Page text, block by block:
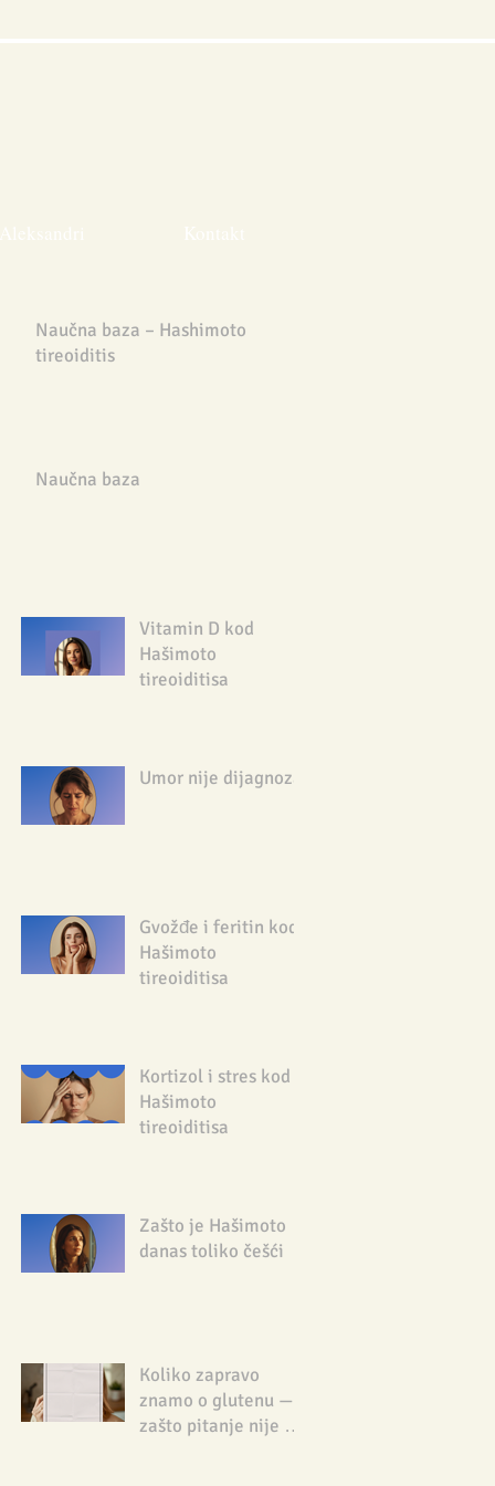
Naučna baza – Hashimoto
tireoiditis
Naučna baza
Vitamin D kod
Hašimoto
tireoiditisa
Umor nije dijagnoza
Gvožđe i feritin kod
Hašimoto
tireoiditisa
Kortizol i stres kod
Hašimoto
tireoiditisa
Zašto je Hašimoto
danas toliko češći
Koliko zapravo
znamo o glutenu — i
zašto pitanje nije da